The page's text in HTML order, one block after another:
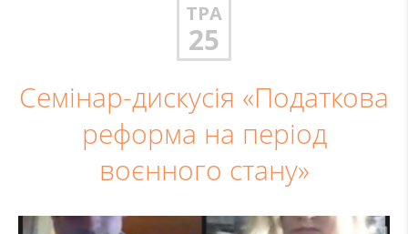
ТРА
25
Семінар-дискусія «Податкова
реформа на період
воєнного стану»